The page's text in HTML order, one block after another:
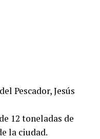
Pescador, Jesús
12 toneladas de
la ciudad.